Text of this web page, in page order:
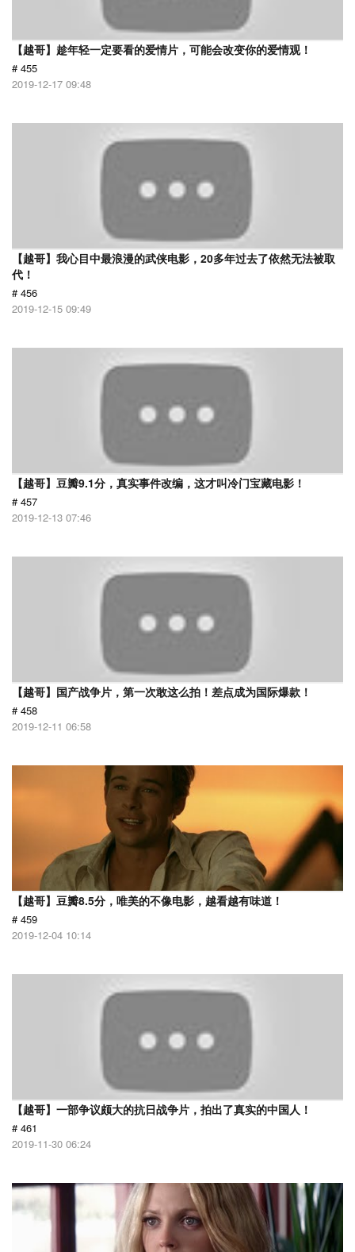
【越哥】趁年轻一定要看的爱情片，可能会改变你的爱情观！
# 455
2019-12-17 09:48
【越哥】我心目中最浪漫的武侠电影，20多年过去了依然无法被取
代！
# 456
2019-12-15 09:49
【越哥】豆瓣9.1分，真实事件改编，这才叫冷门宝藏电影！
# 457
2019-12-13 07:46
【越哥】国产战争片，第一次敢这么拍！差点成为国际爆款！
# 458
2019-12-11 06:58
【越哥】豆瓣8.5分，唯美的不像电影，越看越有味道！
# 459
2019-12-04 10:14
【越哥】一部争议颇大的抗日战争片，拍出了真实的中国人！
# 461
2019-11-30 06:24